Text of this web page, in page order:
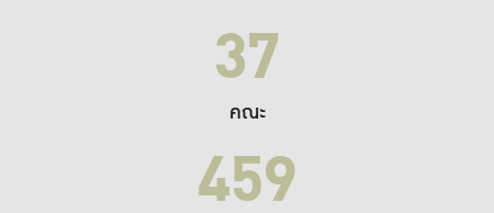
37
คณะ
459